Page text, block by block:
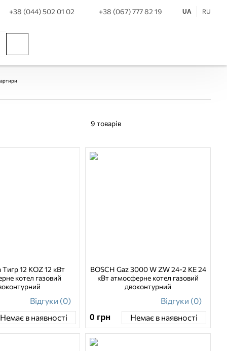
+38 (044) 502 01 02 +38 (067) 777 82 19 UA RU
9 товарів
12 KOZ 12 кВт
котел газовий
Відгуки (0)
Немає в наявності
BOSCH Gaz 3000 W ZW 24-2 KE 24
кВт атмосферне котел газовий
двоконтурний
Відгуки (0)
0 грн Немає в наявності